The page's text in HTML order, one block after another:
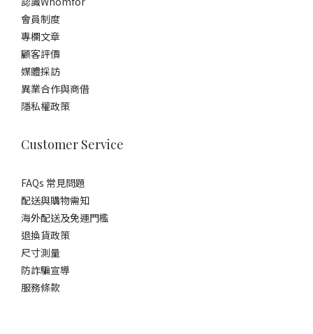
會員制度
專欄文章
顧客評價
媒體採訪
異業合作與商借
隱私權政策
Customer Service
FAQs 常見問題
配送與購物需知
海外配送及免運門檻
退換貨政策
尺寸測量
防詐騙宣導
服務條款